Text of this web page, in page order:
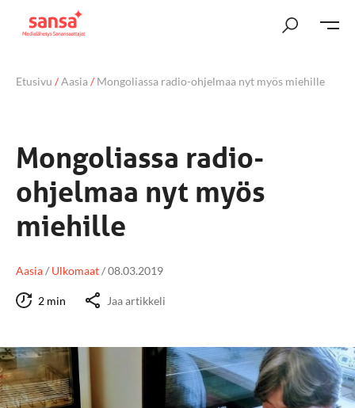
Etusivu /Aasia/Mongoliassa radio-ohjelmaa nyt myös miehille
Mongoliassa radio-
ohjelmaa nyt myös
miehille
Aasia/ Ulkomaat/08.03.2019
2 min Jaa artikkeli